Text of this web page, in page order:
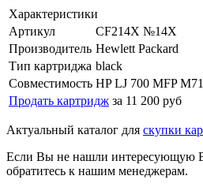
Характеристики
Артикул
CF214X №14X
Производитель Hewlett Packard
Тип картриджа black
Совместимость HP LJ 700 MFP
Продать картридж за 11 200 руб
Актуальный каталог для скупки
Если Вы не нашли интересующую
обратитесь к нашим менеджерам.